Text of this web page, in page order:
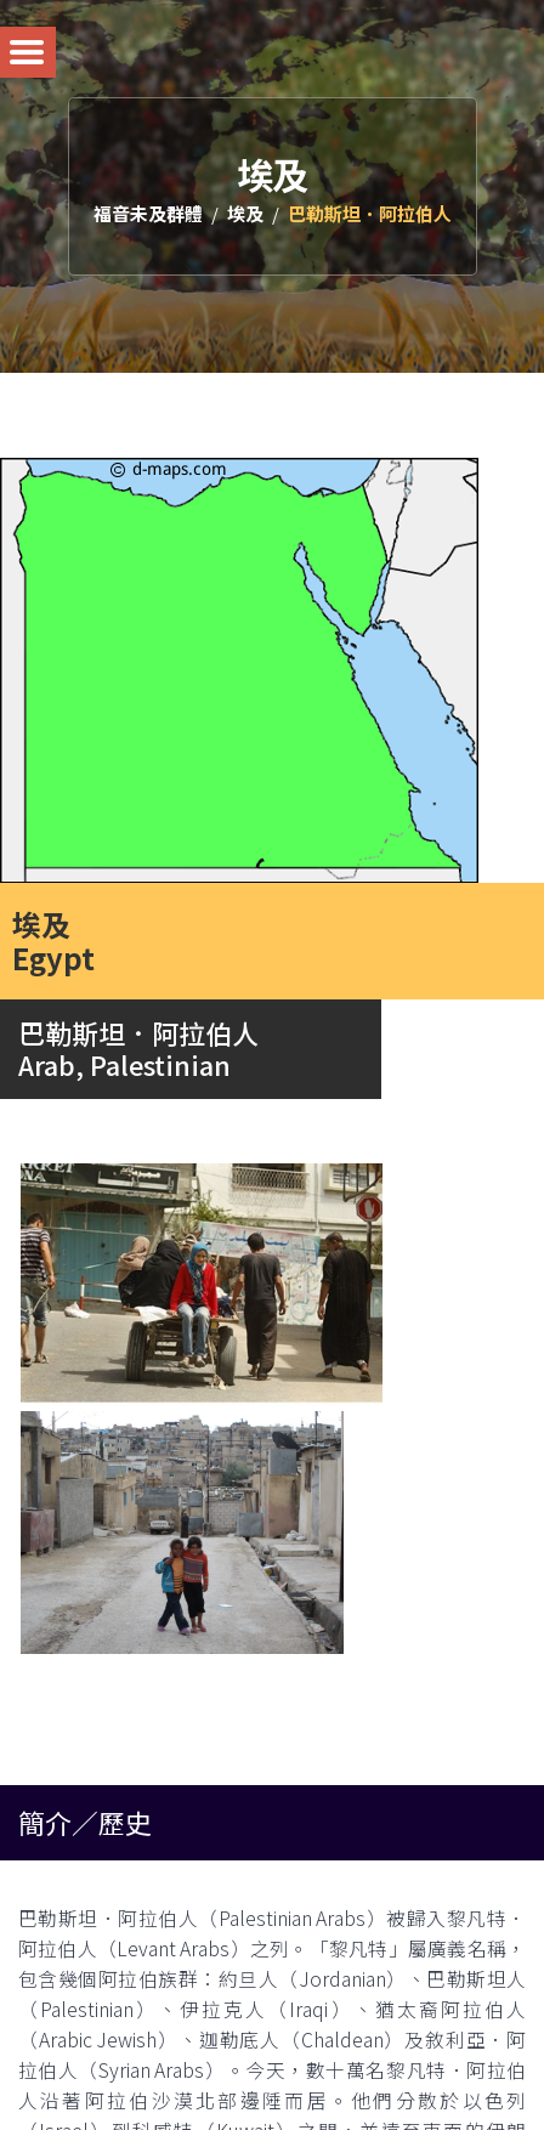
埃及
福音未及群體 埃及 巴勒斯坦．阿拉伯人
埃及
Egypt
巴勒斯坦．阿拉伯人
Arab, Palestinian
簡介／歷史
巴勒斯坦．阿拉伯人（Palestinian Arabs）被歸入黎凡特．
阿拉伯人（Levant Arabs）之列。「黎凡特」屬廣義名稱，
包含幾個阿拉伯族群：約旦人（Jordanian）、巴勒斯坦人
（Palestinian）、伊拉克人（Iraqi）、猶太裔阿拉伯人
（Arabic Jewish）、迦勒底人（Chaldean）及敘利亞．阿
拉伯人（Syrian Arabs）。今天，數十萬名黎凡特．阿拉伯
人沿著阿拉伯沙漠北部邊陲而居。他們分散於以色列